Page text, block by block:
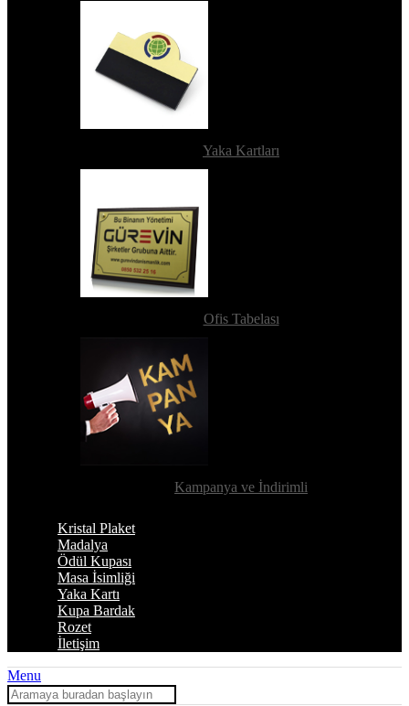
Yaka Kartları
Ofis Tabelası
Kampanya ve İndirimli
Kristal Plaket
Madalya
Ödül Kupası
Masa İsimliği
Yaka Kartı
Kupa Bardak
Rozet
İletişim
Menu